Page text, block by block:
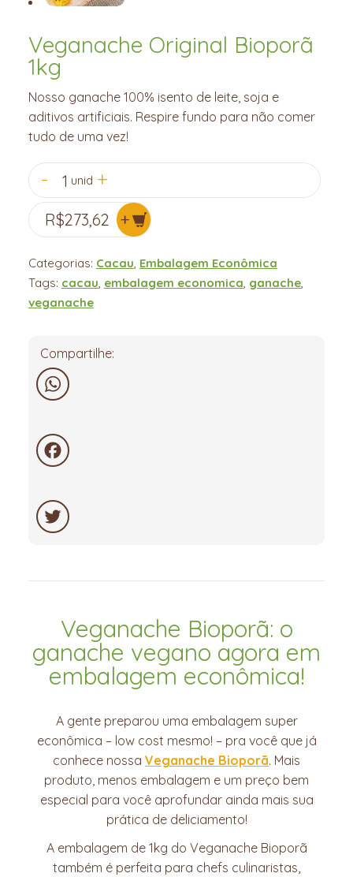
Veganache Original Bioporã
1kg
Nosso ganache 100% isento de leite, soja e
aditivos artificiais. Respire fundo para não comer
tudo de uma vez!
1 unid
R$273,62
Categorias: Cacau Embalagem Econômica
Tags: cacau embalagem economica ganache,
veganache
Compartilhe:
Veganache Bioporã: o
ganache vegano agora em
embalagem econômica!
A gente preparou uma embalagem super
econômica – low cost mesmo! – pra você que já
conhece nossa Veganache Bioporã. Mais
produto, menos embalagem e um preço bem
especial para você aprofundar ainda mais sua
prática de deliciamento!
A embalagem de 1kg do Veganache Bioporã
também é perfeita para chefs culinaristas,